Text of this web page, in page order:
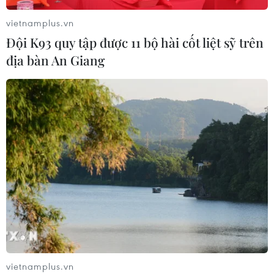
06/08/2026 13:35
Việt Nam-Thái Lan nhất trí thúc đẩy
triển khai thực chất Chiến lược "Ba
kết nối"
06/08/2026 13:24
Thủ tướng Lê Minh Hưng tiếp Đại sứ
Malaysia đến chào từ biệt kết thúc
nhiệm kỳ
06/08/2026 13:23
vietnamplus.vn
Đội K93 quy tập được 11 bộ hài cốt liệt sỹ trên
địa bàn An Giang
vietnamplus.vn